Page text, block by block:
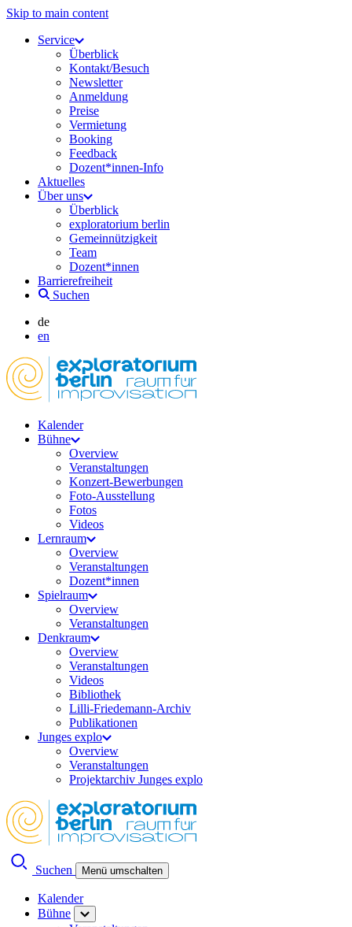
Skip to main content
Service
Überblick
Kontakt/Besuch
Newsletter
Anmeldung
Preise
Vermietung
Booking
Feedback
Dozent*innen-Info
Aktuelles
Über uns
Überblick
exploratorium berlin
Gemeinnützigkeit
Team
Dozent*innen
Barrierefreiheit
Suchen
de
en
Kalender
Bühne
Overview
Veranstaltungen
Konzert-Bewerbungen
Foto-Ausstellung
Fotos
Videos
Lernraum
Overview
Veranstaltungen
Dozent*innen
Spielraum
Overview
Veranstaltungen
Denkraum
Overview
Veranstaltungen
Videos
Bibliothek
Lilli-Friedemann-Archiv
Publikationen
Junges explo
Overview
Veranstaltungen
Projektarchiv Junges explo
Suchen Menü umschalten
Kalender
Bühne